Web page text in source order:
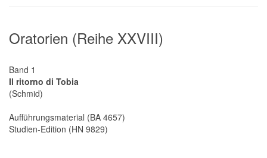
Oratorien (Reihe XXVIII)
Band 1
Il ritorno di Tobia
(Schmid)
Aufführungsmaterial (BA 4657)
Studien-Edition (HN 9829)